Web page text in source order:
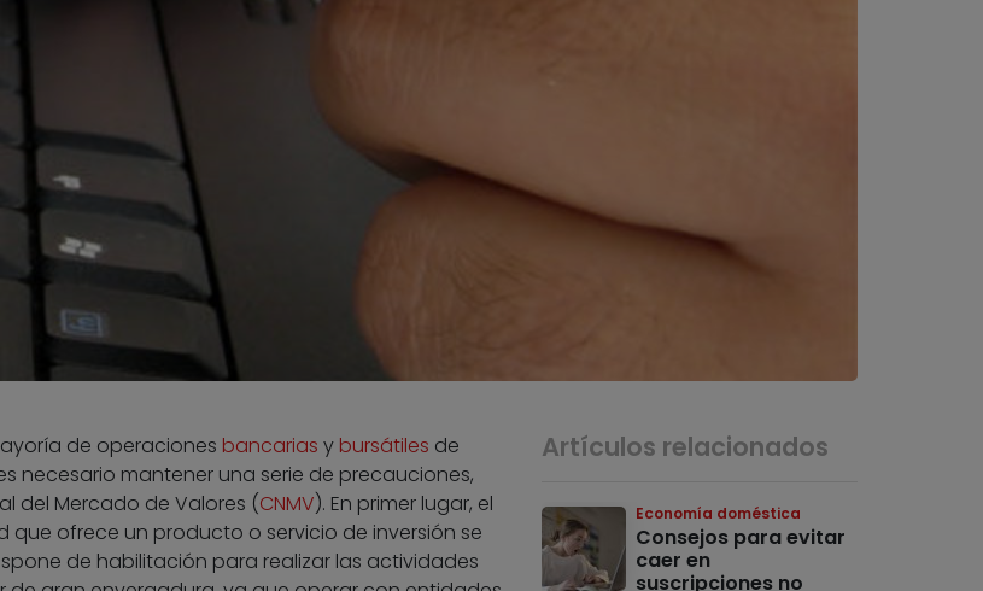
de operaciones bancarias y bursátiles de
necesario mantener una serie de precauciones,
del Mercado de Valores (CNMV). En primer lugar, el
ofrece un producto o servicio de inversión se
de habilitación para realizar las actividades
Artículos relacionados
Economía doméstica
Consejos para evitar
caer en
suscripciones no